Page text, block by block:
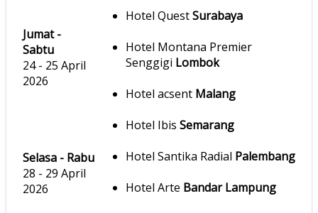
Hotel QuestSurabaya
Hotel Montana Premier
Senggigi Lombok
Hotel acsent Malang
Hotel Ibis Semarang
Hotel Santika Radial Palembang
Hotel Arte Bandar Lampung
Jumat -
Sabtu
24 - 25 April
2026
Selasa - Rabu
28 - 29 April
2026